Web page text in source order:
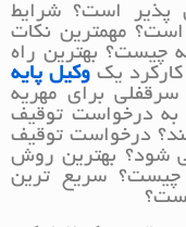
پذیر است؟ شرایط
مهمترین نکات
چیست؟ بهترین راه
یک وکیل پایه
برای مهریه
درخواست توقیف
درخواست توقیف
شود؟ بهترین روش
چیست؟ سریع ترین